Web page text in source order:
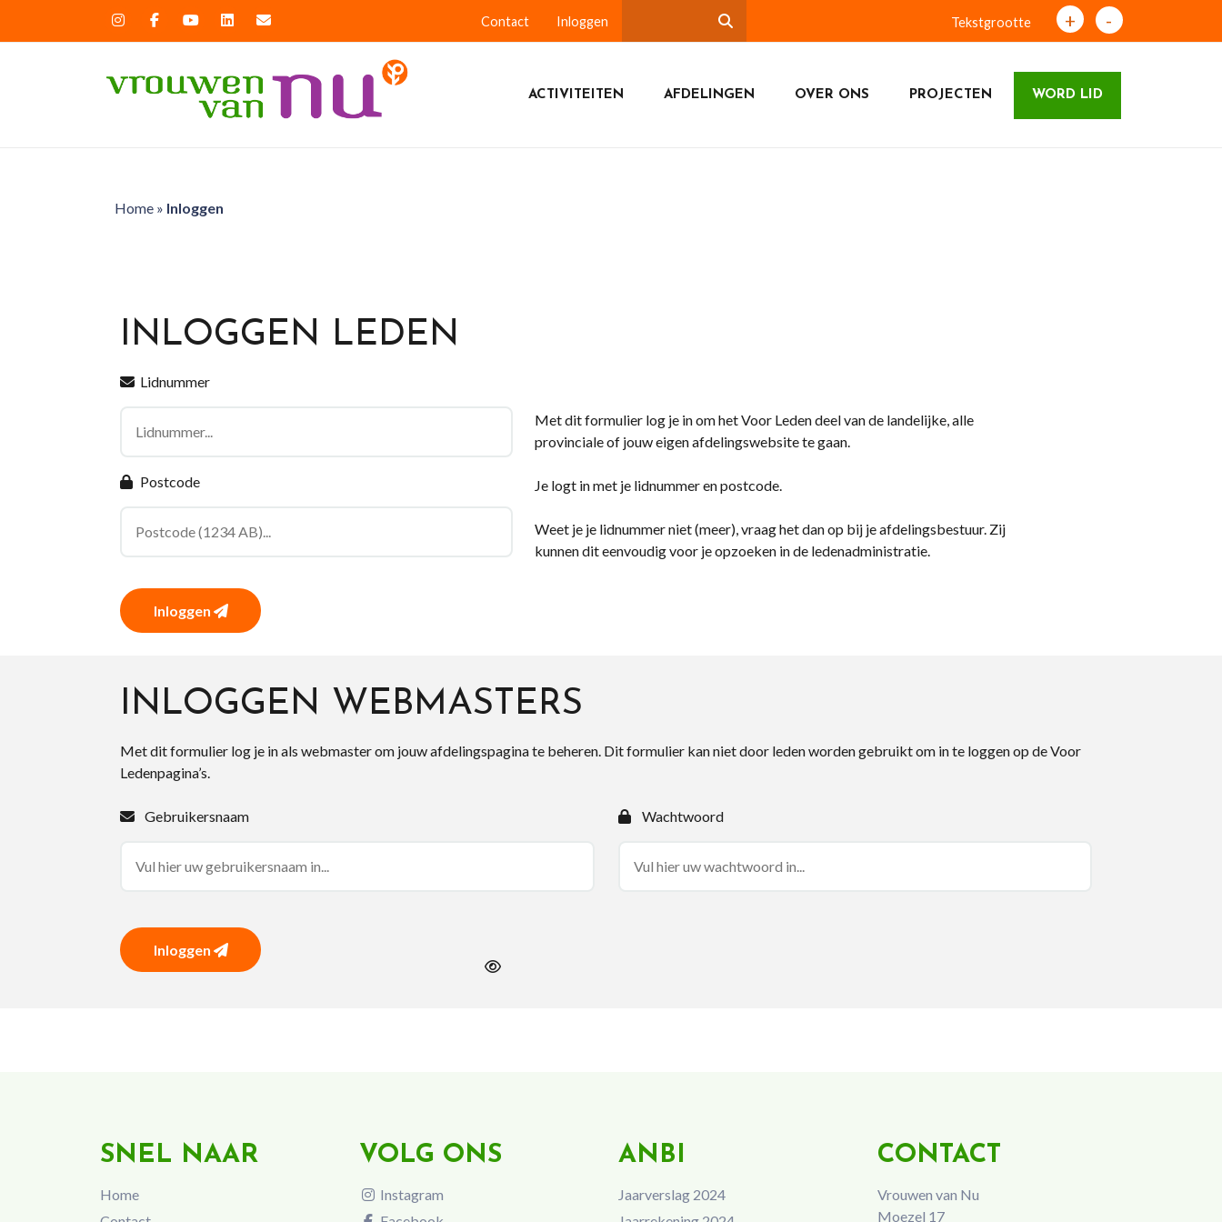
Contact Inloggen Tekstgrootte + -
ACTIVITEITEN AFDELINGEN OVER ONS PROJECTEN WORD LID
Home» Inloggen
INLOGGEN LEDEN
Lidnummer
Postcode
Inloggen
Met dit formulier log je in om het Voor Leden deel van de landelijke, alle
provinciale of jouw eigen afdelingswebsite te gaan.
Je logt in met je lidnummer en postcode.
Weet je je lidnummer niet (meer), vraag het dan op bij je afdelingsbestuur. Zij
kunnen dit eenvoudig voor je opzoeken in de ledenadministratie.
INLOGGEN WEBMASTERS
Met dit formulier log je in als webmaster om jouw afdelingspagina te beheren. Dit formulier kan niet door leden worden gebruikt om in te loggen op de Voor
Ledenpagina’s.
Gebruikersnaam Wachtwoord
Inloggen
SNEL NAAR
Home
VOLG ONS
Instagram
ANBI
Jaarverslag 2024
CONTACT
Vrouwen van Nu
Moezel 17